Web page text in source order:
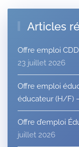
Articles
Offre emploi
23 juillet 2026
Offre emploi
éducateur (H/F)
Offre d’emploi
juillet 2026